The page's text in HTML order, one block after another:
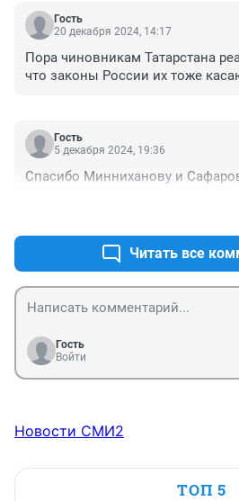
Гость
20 декабря 2024, 14:17
Пора чиновникам Татарстана
что законы России их тоже
Гость
5 декабря 2024, 19:36
Спасибо Минниханову и
Читать все
Гость
Войти
Новости СМИ2
ТОП 5